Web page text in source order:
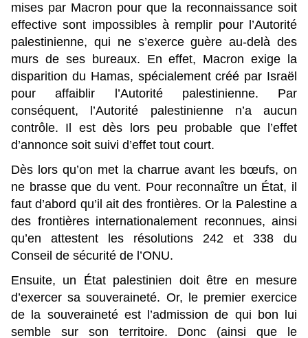
mises par Macron pour que la reconnaissance soit
effective sont impossibles à remplir pour l’Autorité
palestinienne, qui ne s’exerce guère au-delà des
murs de ses bureaux. En effet, Macron exige la
disparition du Hamas, spécialement créé par Israël
pour affaiblir l’Autorité palestinienne. Par
conséquent, l’Autorité palestinienne n’a aucun
contrôle. Il est dès lors peu probable que l’effet
d’annonce soit suivi d’effet tout court.
Dès lors qu’on met la charrue avant les bœufs, on
ne brasse que du vent. Pour reconnaître un État, il
faut d’abord qu’il ait des frontières. Or la Palestine a
des frontières internationalement reconnues, ainsi
qu’en attestent les résolutions 242 et 338 du
Conseil de sécurité de l’ONU.
Ensuite, un État palestinien doit être en mesure
d’exercer sa souveraineté. Or, le premier exercice
de la souveraineté est l’admission de qui bon lui
semble sur son territoire. Donc (ainsi que le